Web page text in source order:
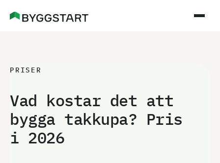
PRISER
Vad kostar det att
bygga takkupa? Pris
i 2026